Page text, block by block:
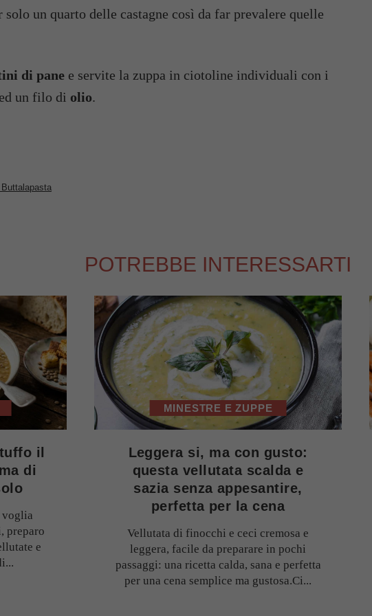
solo un quarto delle castagne così da far prevalere quelle
di pane e servite la zuppa in ciotoline individuali con i
un filo di olio.
Buttalapasta
POTREBBE INTERESSARTI
il
di
voglia
preparo
e
MINESTRE E ZUPPE
Leggera si, ma con gusto:
questa vellutata scalda e
sazia senza appesantire,
perfetta per la cena
Vellutata di finocchi e ceci cremosa e
leggera, facile da preparare in pochi
passaggi: una ricetta calda, sana e perfetta
per una cena semplice ma gustosa.Ci...